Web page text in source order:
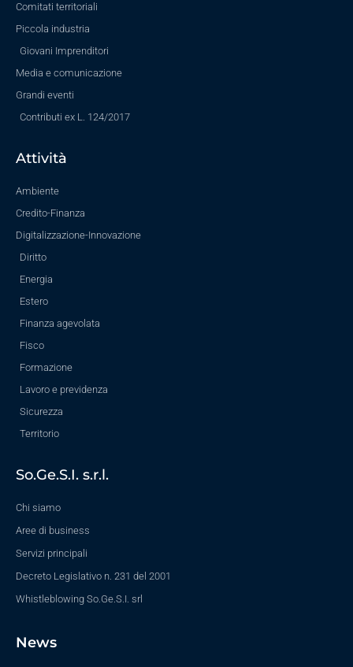
Comitati territoriali
Piccola industria
Giovani Imprenditori
Media e comunicazione
Grandi eventi
Contributi ex L. 124/2017
Attività
Ambiente
Credito-Finanza
Digitalizzazione-Innovazione
Diritto
Energia
Estero
Finanza agevolata
Fisco
Formazione
Lavoro e previdenza
Sicurezza
Territorio
So.Ge.S.I. s.r.l.
Chi siamo
Aree di business
Servizi principali
Decreto Legislativo n. 231 del 2001
Whistleblowing So.Ge.S.I. srl
News